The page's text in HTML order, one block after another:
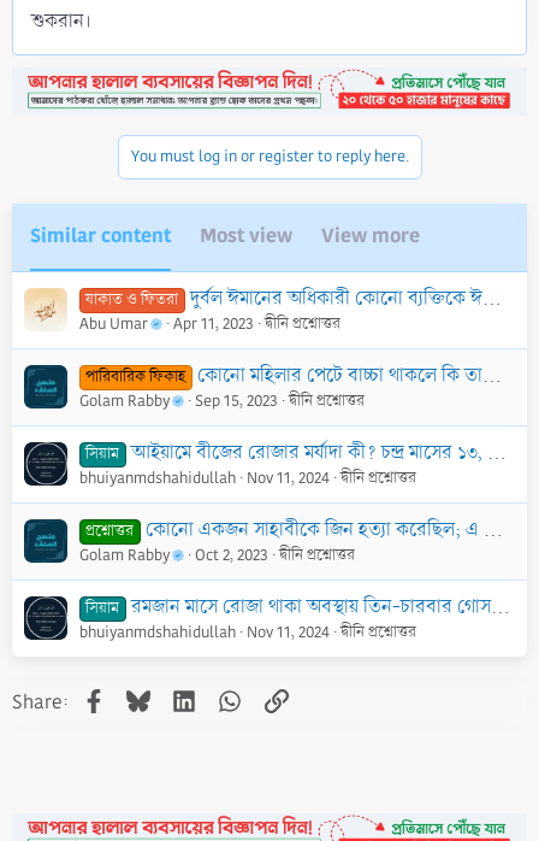
শুকরান।
You must log in or register to reply here.
Similar content Most view View more
যাকাত ও ফিতরা দুর্বল ঈমানের অধিকারী কোনো ব্যক্তিকে ঈমান শক্তিশালী করার জন্য যাকাত দেওয়া যাবে কী? সে কিন্তু কোনো এলাকার নেতা বা সরদার নয়।
Abu Umar Apr 11, 2023 দ্বীনি প্রশ্নোত্তর
পারিবারিক ফিকাহ কোনো মহিলার পেটে বাচ্চা থাকলে কি তালাক পতিত হয়?
Golam Rabby Sep 15, 2023 দ্বীনি প্রশ্নোত্তর
সিয়াম আইয়ামে বীজের রোজার মর্যাদা কী? চন্দ্র মাসের ১৩, ১৪ ও ১৫ তারিখে না রাখতে পারলে কি মাসের যে কোনো দিন রাখা যাবে?
bhuiyanmdshahidullah Nov 11, 2024 দ্বীনি প্রশ্নোত্তর
প্রশ্নোত্তর কোনো একজন সাহাবীকে জিন হত্যা করেছিল; এ কথা কি সত্য?
Golam Rabby Oct 2, 2023 দ্বীনি প্রশ্নোত্তর
সিয়াম রমজান মাসে রোজা থাকা অবস্থায় তিন-চারবার গোসল দিলে কি রোজার কোনো ক্ষতি হবে?
bhuiyanmdshahidullah Nov 11, 2024 দ্বীনি প্রশ্নোত্তর
Share: Facebook
BlueskyLinkedInWhatsApp
Link